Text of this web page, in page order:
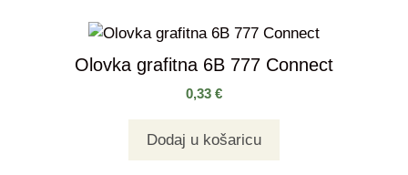
Olovka grafitna 6B 777 Connect
0,33 €
Dodaj u košaricu